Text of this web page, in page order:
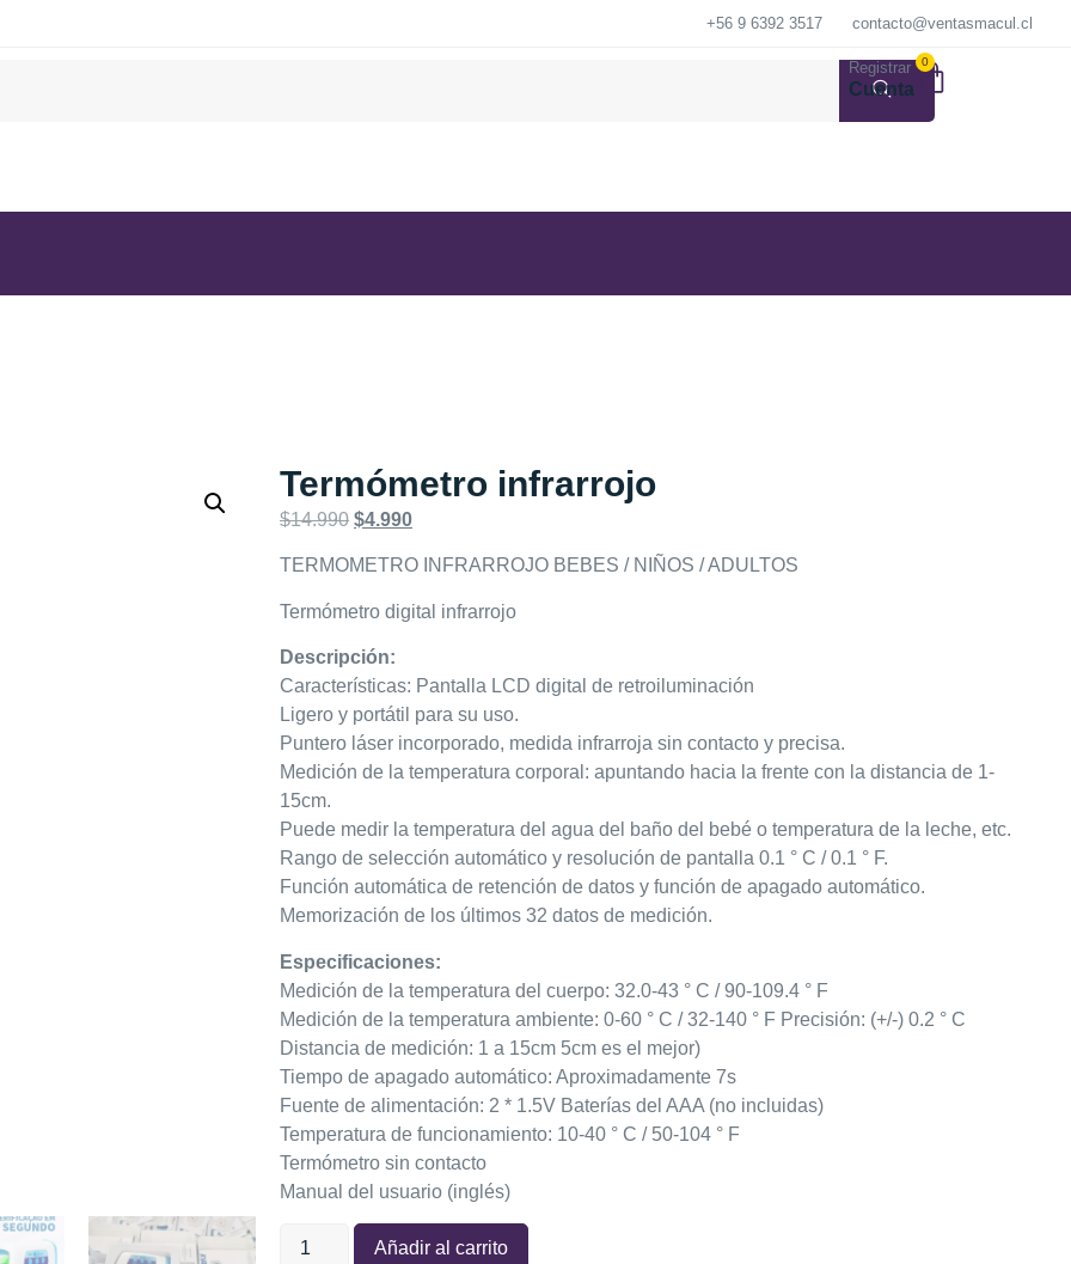
+56 9 6392 3517 contacto@ventasmacul.cl
Registrar
Cuenta
0
Termómetro infrarrojo
$14.990 $4.990
TERMOMETRO INFRARROJO BEBES / NIÑOS / ADULTOS
Termómetro digital infrarrojo
Descripción:
Características: Pantalla LCD digital de retroiluminación
Ligero y portátil para su uso.
Puntero láser incorporado, medida infrarroja sin contacto y precisa.
Medición de la temperatura corporal: apuntando hacia la frente con la distancia de 1-
15cm.
Puede medir la temperatura del agua del baño del bebé o temperatura de la leche, etc.
Rango de selección automático y resolución de pantalla 0.1 ° C / 0.1 ° F.
Función automática de retención de datos y función de apagado automático.
Memorización de los últimos 32 datos de medición.
Especificaciones:
Medición de la temperatura del cuerpo: 32.0-43 ° C / 90-109.4 ° F
Medición de la temperatura ambiente: 0-60 ° C / 32-140 ° F Precisión: (+/-) 0.2 ° C
Distancia de medición: 1 a 15cm 5cm es el mejor)
Tiempo de apagado automático: Aproximadamente 7s
Fuente de alimentación: 2 * 1.5V Baterías del AAA (no incluidas)
Temperatura de funcionamiento: 10-40 ° C / 50-104 ° F
Termómetro sin contacto
Manual del usuario (inglés)
Añadir al carrito